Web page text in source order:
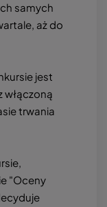
samych
aż do
jest
włączoną
trwania
"Oceny